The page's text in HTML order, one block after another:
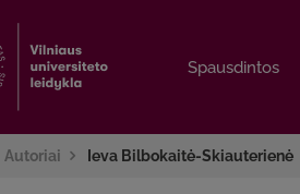
Spausdintos
Spausdintos
Autoriai Ieva Bilbokaitė-Skiauterienė